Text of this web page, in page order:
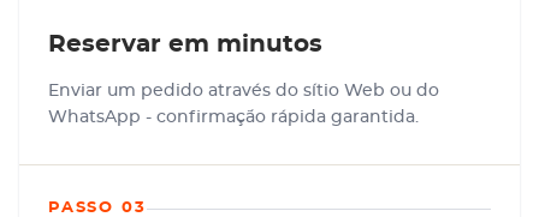
Reservar em minutos
Enviar um pedido através do sítio Web ou do
WhatsApp - confirmação rápida garantida.
PASSO 03